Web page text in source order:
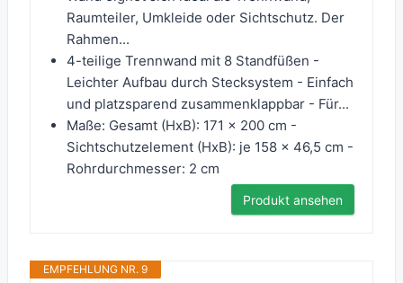
Raumteiler, Umkleide oder Sichtschutz. Der
Rahmen...
4-teilige Trennwand mit 8 Standfüßen -
Leichter Aufbau durch Stecksystem - Einfach
und platzsparend zusammenklappbar - Für...
Maße: Gesamt (HxB): 171 x 200 cm -
Sichtschutzelement (HxB): je 158 x 46,5 cm -
Rohrdurchmesser: 2 cm
Produkt ansehen
EMPFEHLUNG NR. 9